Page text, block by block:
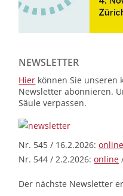
NEWSLETTER
Hier können Sie unseren
Newsletter abonnieren.
Säule verpassen.
Nr. 545 / 16.2.2026:online
Nr. 544 / 2.2.2026:online
Der nächste Newsletter